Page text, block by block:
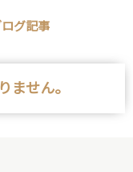
グ記事
ません。